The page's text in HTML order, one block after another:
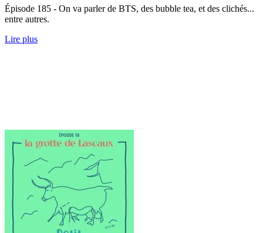
Épisode 185 - On va parler de BTS, des bubble tea, et des clichés...
entre autres.
Lire plus